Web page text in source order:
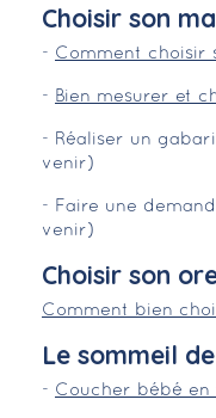
Choisir son
- Comment choisir
- Bien mesurer et
- Réaliser un
venir)
- Faire une
venir)
Choisir son
Comment bien
Le sommeil
- Coucher bébé